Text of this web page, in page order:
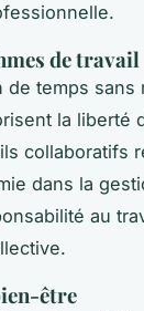
de travail
temps sans
la liberté
collaboratifs
dans la
au
être